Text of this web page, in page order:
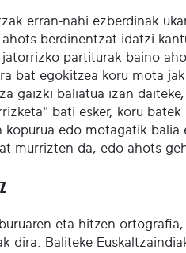
erran-nahi ezberdinak
ahots berdinentzat idatzi
partiturak baino
bat egokitzea koru mota
gaizki baliatua izan
bati esker, koru
kopurua edo motagatik
murrizten da, edo ahots
eta hitzen
dira. Baliteke